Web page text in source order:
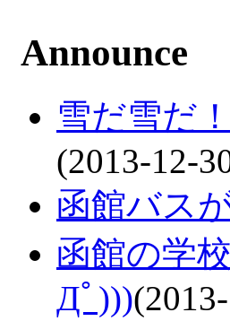
Announce
雪だ雪だ
(2013-12-
函館バス
函館の学
Дﾟ)))